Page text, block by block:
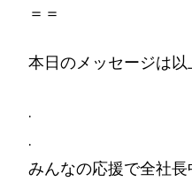
＝＝
本日のメッセージは以
.
.
みんなの応援で全社長